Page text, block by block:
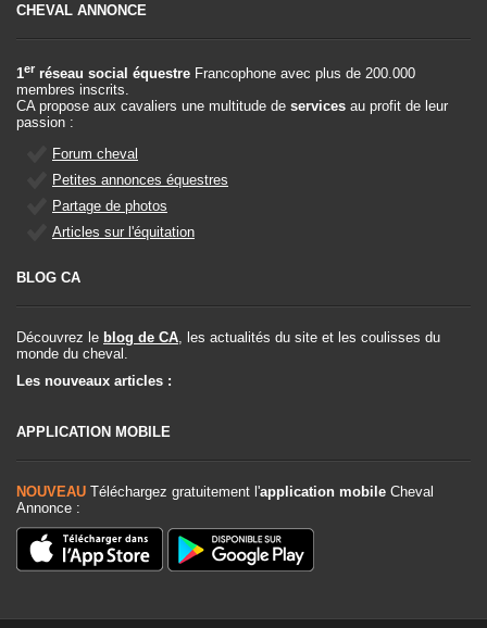
CHEVAL ANNONCE
1er réseau social équestre Francophone avec plus de 200.000
membres inscrits.
CA propose aux cavaliers une multitude de services au profit de leur
passion :
Forum cheval
Petites annonces équestres
Partage de photos
Articles sur l'équitation
BLOG CA
Découvrez le blog de CA, les actualités du site et les coulisses du
monde du cheval.
Les nouveaux articles :
APPLICATION MOBILE
NOUVEAU Téléchargez gratuitement l'application mobile Cheval
Annonce :